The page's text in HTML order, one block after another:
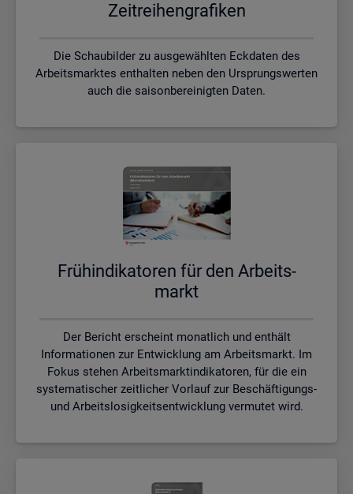
Zeit­rei­hen­gra­fi­ken
Die Schaubilder zu ausgewählten Eckdaten des
Arbeitsmarktes enthalten neben den Ursprungswerten
auch die saisonbereinigten Daten.
Früh­in­di­ka­to­ren für den Ar­beits­
markt
Der Bericht erscheint monatlich und enthält
Informationen zur Entwicklung am Arbeitsmarkt. Im
Fokus stehen Arbeitsmarktindikatoren, für die ein
systematischer zeitlicher Vorlauf zur Beschäftigungs-
und Arbeitslosigkeitsentwicklung vermutet wird.